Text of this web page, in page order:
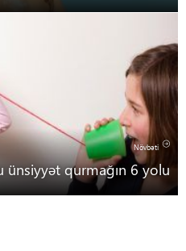
Növbəti
ünsiyyət qurmağın 6 yolu